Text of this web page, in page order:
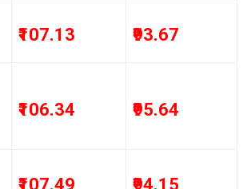
₹107.13 ₹93.67
₹106.34 ₹95.64
₹107.49 ₹94.15